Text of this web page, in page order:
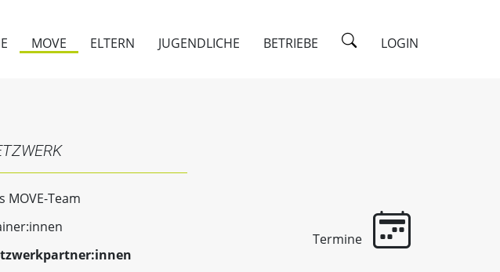
MOVE ELTERN JUGENDLICHE BETRIEBE LOGIN
MOVE-Team
Termine